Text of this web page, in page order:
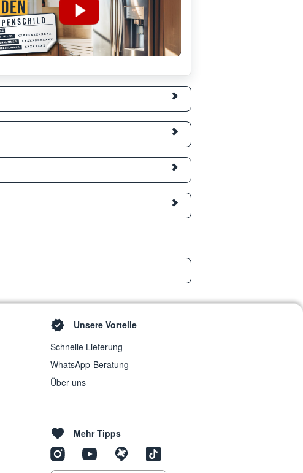
Unsere Vorteile
Schnelle Lieferung
WhatsApp-Beratung
Über uns
Mehr Tipps